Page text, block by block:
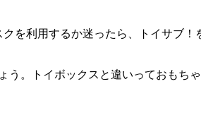
を利用するか迷ったら、トイサブ！
う。トイボックスと違いっておもち